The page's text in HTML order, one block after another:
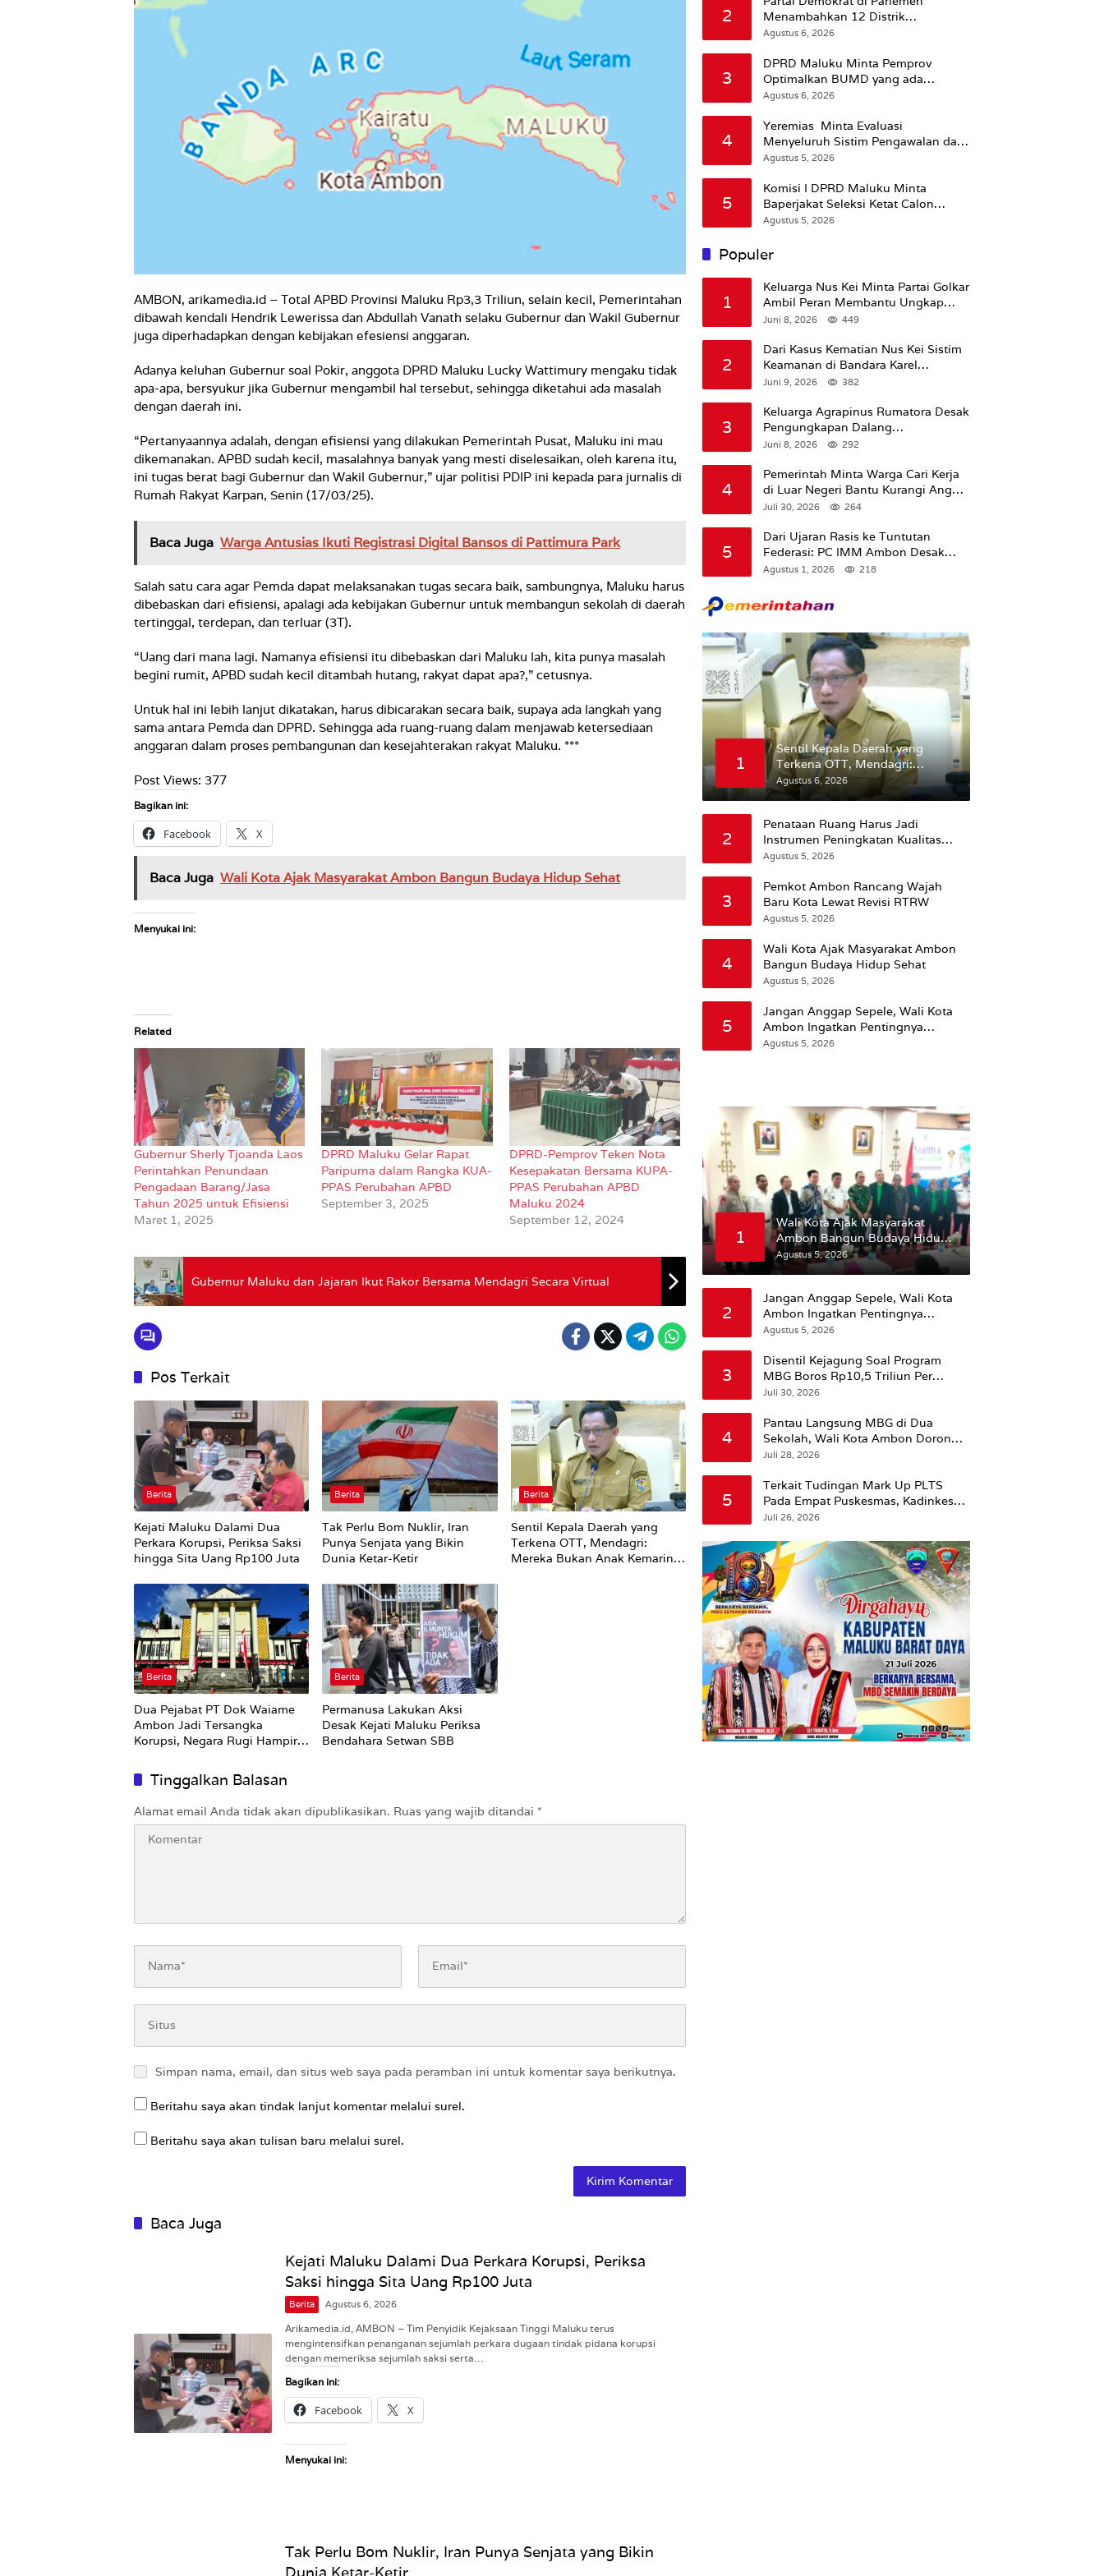
AMBON, arikamedia.id – Total APBD Provinsi Maluku Rp3,3 Triliun, selain kecil, Pemerintahan
dibawah kendali Hendrik Lewerissa dan Abdullah Vanath selaku Gubernur dan Wakil Gubernur
juga diperhadapkan dengan kebijakan efesiensi anggaran.
Adanya keluhan Gubernur soal Pokir, anggota DPRD Maluku Lucky Wattimury mengaku tidak
apa-apa, bersyukur jika Gubernur mengambil hal tersebut, sehingga diketahui ada masalah
dengan daerah ini.
“Pertanyaannya adalah, dengan efisiensi yang dilakukan Pemerintah Pusat, Maluku ini mau
dikemanakan. APBD sudah kecil, masalahnya banyak yang mesti diselesaikan, oleh karena itu,
ini tugas berat bagi Gubernur dan Wakil Gubernur,” ujar politisi PDIP ini kepada para jurnalis di
Rumah Rakyat Karpan, Senin (17/03/25).
Baca Juga Warga Antusias Ikuti Registrasi Digital Bansos di Pattimura Park
Salah satu cara agar Pemda dapat melaksanakan tugas secara baik, sambungnya, Maluku harus
dibebaskan dari efisiensi, apalagi ada kebijakan Gubernur untuk membangun sekolah di daerah
tertinggal, terdepan, dan terluar (3T).
“Uang dari mana lagi. Namanya efisiensi itu dibebaskan dari Maluku lah, kita punya masalah
begini rumit, APBD sudah kecil ditambah hutang, rakyat dapat apa?,” cetusnya.
Untuk hal ini lebih lanjut dikatakan, harus dibicarakan secara baik, supaya ada langkah yang
sama antara Pemda dan DPRD. Sehingga ada ruang-ruang dalam menjawab ketersediaan
anggaran dalam proses pembangunan dan kesejahterakan rakyat Maluku. ***
Post Views: 377
Bagikan ini:
Facebook X
Baca Juga Wali Kota Ajak Masyarakat Ambon Bangun Budaya Hidup Sehat
Menyukai ini:
Related
Gubernur Sherly Tjoanda Laos
Perintahkan Penundaan
Pengadaan Barang/Jasa
Tahun 2025 untuk Efisiensi
Maret 1, 2025
DPRD Maluku Gelar Rapat
Paripurna dalam Rangka KUA-
PPAS Perubahan APBD
September 3, 2025
DPRD-Pemprov Teken Nota
Kesepakatan Bersama KUPA-
PPAS Perubahan APBD
Maluku 2024
September 12, 2024
Gubernur Maluku dan Jajaran Ikut Rakor Bersama Mendagri Secara Virtual
Pos Terkait
Berita
Kejati Maluku Dalami Dua
Perkara Korupsi, Periksa Saksi
hingga Sita Uang Rp100 Juta
Berita
Tak Perlu Bom Nuklir, Iran
Punya Senjata yang Bikin
Dunia Ketar-Ketir
Berita
Sentil Kepala Daerah yang
Terkena OTT, Mendagri:
Mereka Bukan Anak Kemarin
Berita
Dua Pejabat PT Dok Waiame
Ambon Jadi Tersangka
Korupsi, Negara Rugi Hampir
Berita
Permanusa Lakukan Aksi
Desak Kejati Maluku Periksa
Bendahara Setwan SBB
Tinggalkan Balasan
Alamat email Anda tidak akan dipublikasikan. Ruas yang wajib ditandai *
Simpan nama, email, dan situs web saya pada peramban ini untuk komentar saya berikutnya.
Beritahu saya akan tindak lanjut komentar melalui surel.
Beritahu saya akan tulisan baru melalui surel.
Baca Juga
Kejati Maluku Dalami Dua Perkara Korupsi, Periksa
Saksi hingga Sita Uang Rp100 Juta
Berita Agustus 6, 2026
Arikamedia.id, AMBON – Tim Penyidik Kejaksaan Tinggi Maluku terus
mengintensifkan penanganan sejumlah perkara dugaan tindak pidana korupsi
dengan memeriksa sejumlah saksi serta…
Bagikan ini:
Facebook X
Menyukai ini:
Tak Perlu Bom Nuklir, Iran Punya Senjata yang Bikin
Dunia Ketar-Ketir
2
Menambahkan 12 Distrik
Pendukung Trump
Agustus 6, 2026
3
DPRD Maluku Minta Pemprov
Optimalkan BUMD yang ada
Ketimbang Menambah Baru
Agustus 6, 2026
4
Yeremias Minta Evaluasi
Menyeluruh Sistim Pengawalan dan
Operasional Angkutan Kontainer
Agustus 5, 2026
5
Komisi I DPRD Maluku Minta
Baperjakat Seleksi Ketat Calon
Pejabat Termasuk Rekam Jejak
Agustus 5, 2026
Populer
1
Keluarga Nus Kei Minta Partai Golkar
Ambil Peran Membantu Ungkap
Kematian Almarhum
Juni 8, 2026 449
2
Dari Kasus Kematian Nus Kei Sistim
Keamanan di Bandara Karel
Sadsuitubun Langgur
Juni 9, 2026 382
3
Keluarga Agrapinus Rumatora Desak
Pengungkapan Dalang
Pembunuhan, Siap Bawa Kasus ke
Juni 8, 2026 292
4
Pemerintah Minta Warga Cari Kerja
di Luar Negeri Bantu Kurangi Angka
Pengangguran
Juli 30, 2026 264
5
Dari Ujaran Rasis ke Tuntutan
Federasi: PC IMM Ambon Desak
Klarifikasi Presiden dan Imbau
Putih Di Maluku.
Agustus 1, 2026 218
1
Sentil Kepala Daerah yang
Terkena OTT, Mendagri:
Mereka Bukan Anak Kemarin
Sore
Agustus 6, 2026
2
Penataan Ruang Harus Jadi
Instrumen Peningkatan Kualitas
Hidup Masyarakat, Wattimena:
Susun RDTR Sebagai Dasar Hukum
Agustus 5, 2026
3
Pemkot Ambon Rancang Wajah
Baru Kota Lewat Revisi RTRW
Agustus 5, 2026
4
Wali Kota Ajak Masyarakat Ambon
Bangun Budaya Hidup Sehat
Agustus 5, 2026
5
Jangan Anggap Sepele, Wali Kota
Ambon Ingatkan Pentingnya
Perencanaan Kesehatan
Agustus 5, 2026
1
Wali Kota Ajak Masyarakat
Ambon Bangun Budaya Hidup
Sehat
Agustus 5, 2026
2
Jangan Anggap Sepele, Wali Kota
Ambon Ingatkan Pentingnya
Perencanaan Kesehatan
Agustus 5, 2026
3
Disentil Kejagung Soal Program
MBG Boros Rp10,5 Triliun Per
Tahun, Kepala BGN Sudaryono Beri
Juli 30, 2026
4
Pantau Langsung MBG di Dua
Sekolah, Wali Kota Ambon Dorong
Pemerataan Hingga Wilayah
Juli 28, 2026
5
Terkait Tudingan Mark Up PLTS
Pada Empat Puskesmas, Kadinkes
Ambon Beri Klarifikasi.
Juli 26, 2026